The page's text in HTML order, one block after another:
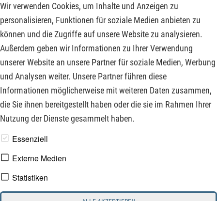
Wir verwenden Cookies, um Inhalte und Anzeigen zu
personalisieren, Funktionen für soziale Medien anbieten zu
können und die Zugriffe auf unsere Website zu analysieren.
Außerdem geben wir Informationen zu Ihrer Verwendung
unserer Website an unsere Partner für soziale Medien, Werbung
und Analysen weiter. Unsere Partner führen diese
Informationen möglicherweise mit weiteren Daten zusammen,
die Sie ihnen bereitgestellt haben oder die sie im Rahmen Ihrer
Nutzung der Dienste gesammelt haben.
Essenziell
Externe Medien
Statistiken
während die teils stark gefallenen Biotech- und Pharmawerte
von einer Sektorrotation profitieren könnten.
ZUM KOMMENTAR
‹‹ ››
www.derfinanzinvestor.de - © 2026 - Die Publikation für
Impressum
Datenschutz